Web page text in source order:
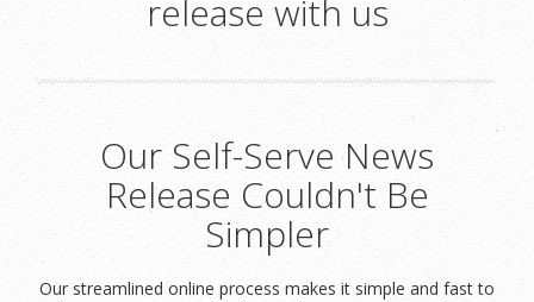
release with us
Our Self-Serve News
Release Couldn't Be
Simpler
Our streamlined online process makes it simple and fast to